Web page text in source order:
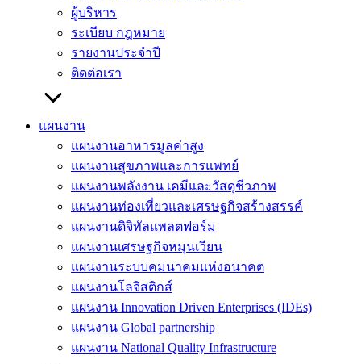
ผู้บริหาร
ระเบียบ กฎหมาย
รายงานประจำปี
ติดต่อเรา
แผนงาน
แผนงานอาหารมูลค่าสูง
แผนงานสุขภาพและการแพทย์
แผนงานพลังงาน เคมีและวัสดุชีวภาพ
แผนงานท่องเที่ยวและเศรษฐกิจสร้างสรรค์
แผนงานดิจิทัลแพลตฟอร์ม
แผนงานเศรษฐกิจหมุนเวียน
แผนงานระบบคมนาคมแห่งอนาคต
แผนงานโลจิสติกส์
แผนงาน Innovation Driven Enterprises (IDEs)
แผนงาน Global partnership
แผนงาน National Quality Infrastructure